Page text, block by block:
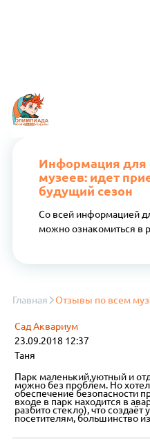
Информация для
музеев: идет
будущий сезон
Со всей информацией
можно ознакомиться в
Главная Отзывы по всем
Сад Аквариум
23.09.2018 12:37
Таня
Парк маленький,уютный и
можно без проблем. Но
обеспечение безопасности
входе в парк находится в
разбито стекло), что создаёт
посетителям, большинство